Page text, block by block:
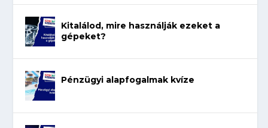
Kitalálod, mire használják ezeket a
gépeket?
Pénzügyi alapfogalmak kvíze